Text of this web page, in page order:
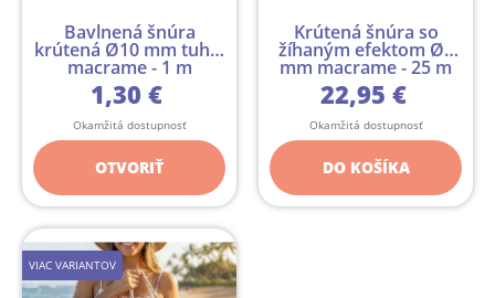
Bavlnená šnúra
krútená Ø10 mm tuhá,
macrame - 1 m
1,30 €
Okamžitá dostupnosť
OTVORIŤ
Krútená šnúra so
žíhaným efektom Ø6
mm macrame - 25 m
22,95 €
Okamžitá dostupnosť
DO KOŠÍKA
VIAC VARIANTOV